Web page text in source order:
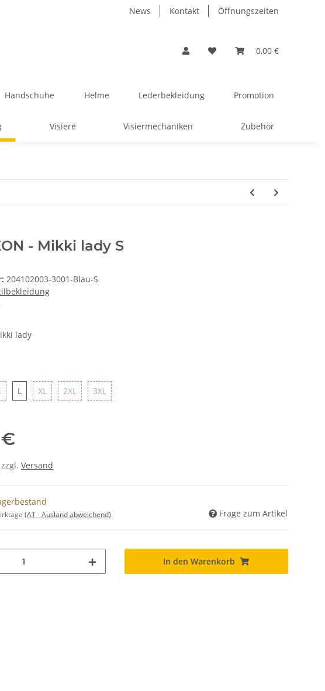
News Kontakt Öffnungszeiten
0,00 €
Handschuhe Helme Lederbekleidung Promotion
Visiere Visiermechaniken Zubehör
- Mikki lady S
204102003-3001-Blau-S
lady
M L XL XL 2XL 2XL 3XL 3XL
€
Versand
(AT - Ausland abweichend) Frage zum Artikel
In den Warenkorb